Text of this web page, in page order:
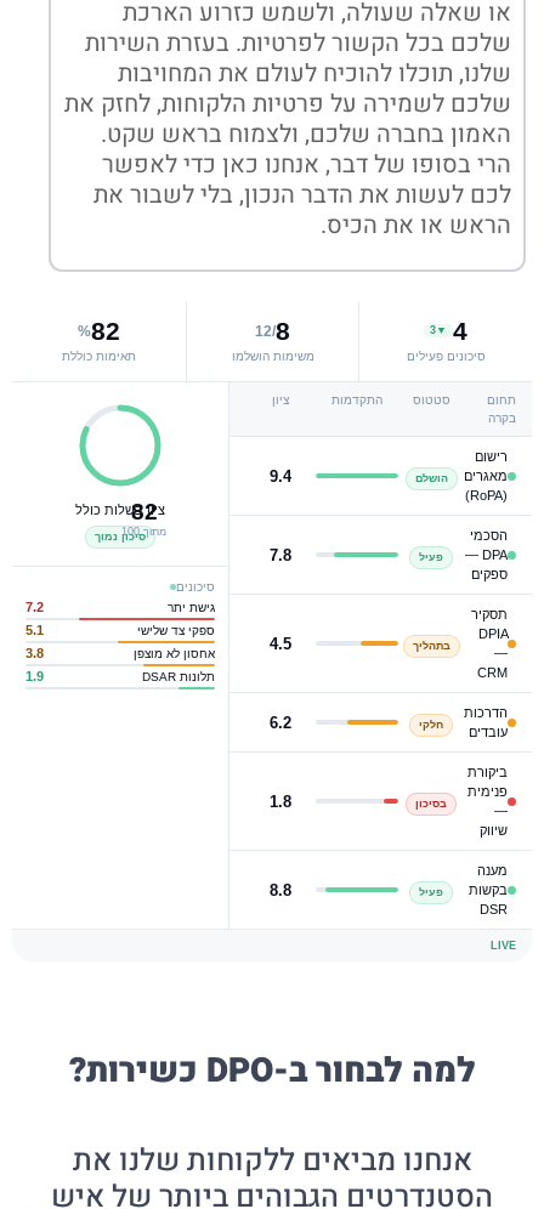
או שאלה שעולה, ולשמש כזרוע הארכת
שלכם בכל הקשור לפרטיות. בעזרת השירות
שלנו, תוכלו להוכיח לעולם את המחויבות
שלכם לשמירה על פרטיות הלקוחות, לחזק את
האמון בחברה שלכם, ולצמוח בראש שקט.
הרי בסופו של דבר, אנחנו כאן כדי לאפשר
לכם לעשות את הדבר הנכון, בלי לשבור את
הראש או את הכיס.
4
▼3
סיכונים פעילים
8
/12
משימות הושלמו
82
%
תאימות כוללת
תחום
בקרה
סטטוס התקדמות ציון
רישום
מאגרים
(RoPA)
הושלם 9.4
הסכמי
DPA —
ספקים
פעיל 7.8
תסקיר
DPIA
—
CRM
בתהליך 4.5
הדרכות
עובדים
חלקי 6.2
ביקורת
פנימית
—
שיווק
בסיכון 1.8
מענה
בקשות
DSR
פעיל 8.8
82
מתוך 100
ציון בשלות כולל
סיכון נמוך
סיכונים
גישת יתר
7.2
ספקי צד שלישי 5.1
אחסון לא מוצפן 3.8
תלונות DSAR 1.9
LIVE
למה לבחור ב-DPO כשירות?
אנחנו מביאים ללקוחות שלנו את
הסטנדרטים הגבוהים ביותר של איש